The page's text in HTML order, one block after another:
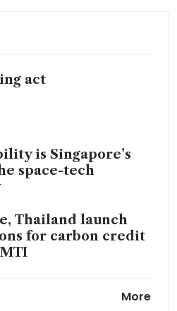
act
is Singapore’s
space-tech
Thailand launch
for carbon credit
from GDP growthMore